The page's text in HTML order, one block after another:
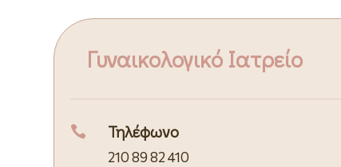
Γυναικολογικό Ιατρείο
 Τηλέφωνο
210 89 82 410